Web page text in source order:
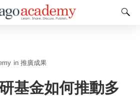
in 推廣成果
基金如何推動多